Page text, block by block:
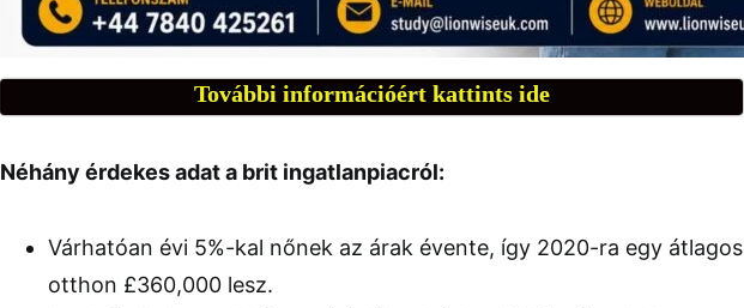
További információért kattints ide
Néhány érdekes adat a brit ingatlanpiacról:
Várhatóan évi 5%-kal nőnek az árak évente, így 2020-ra egy átlagos
otthon £360,000 lesz.